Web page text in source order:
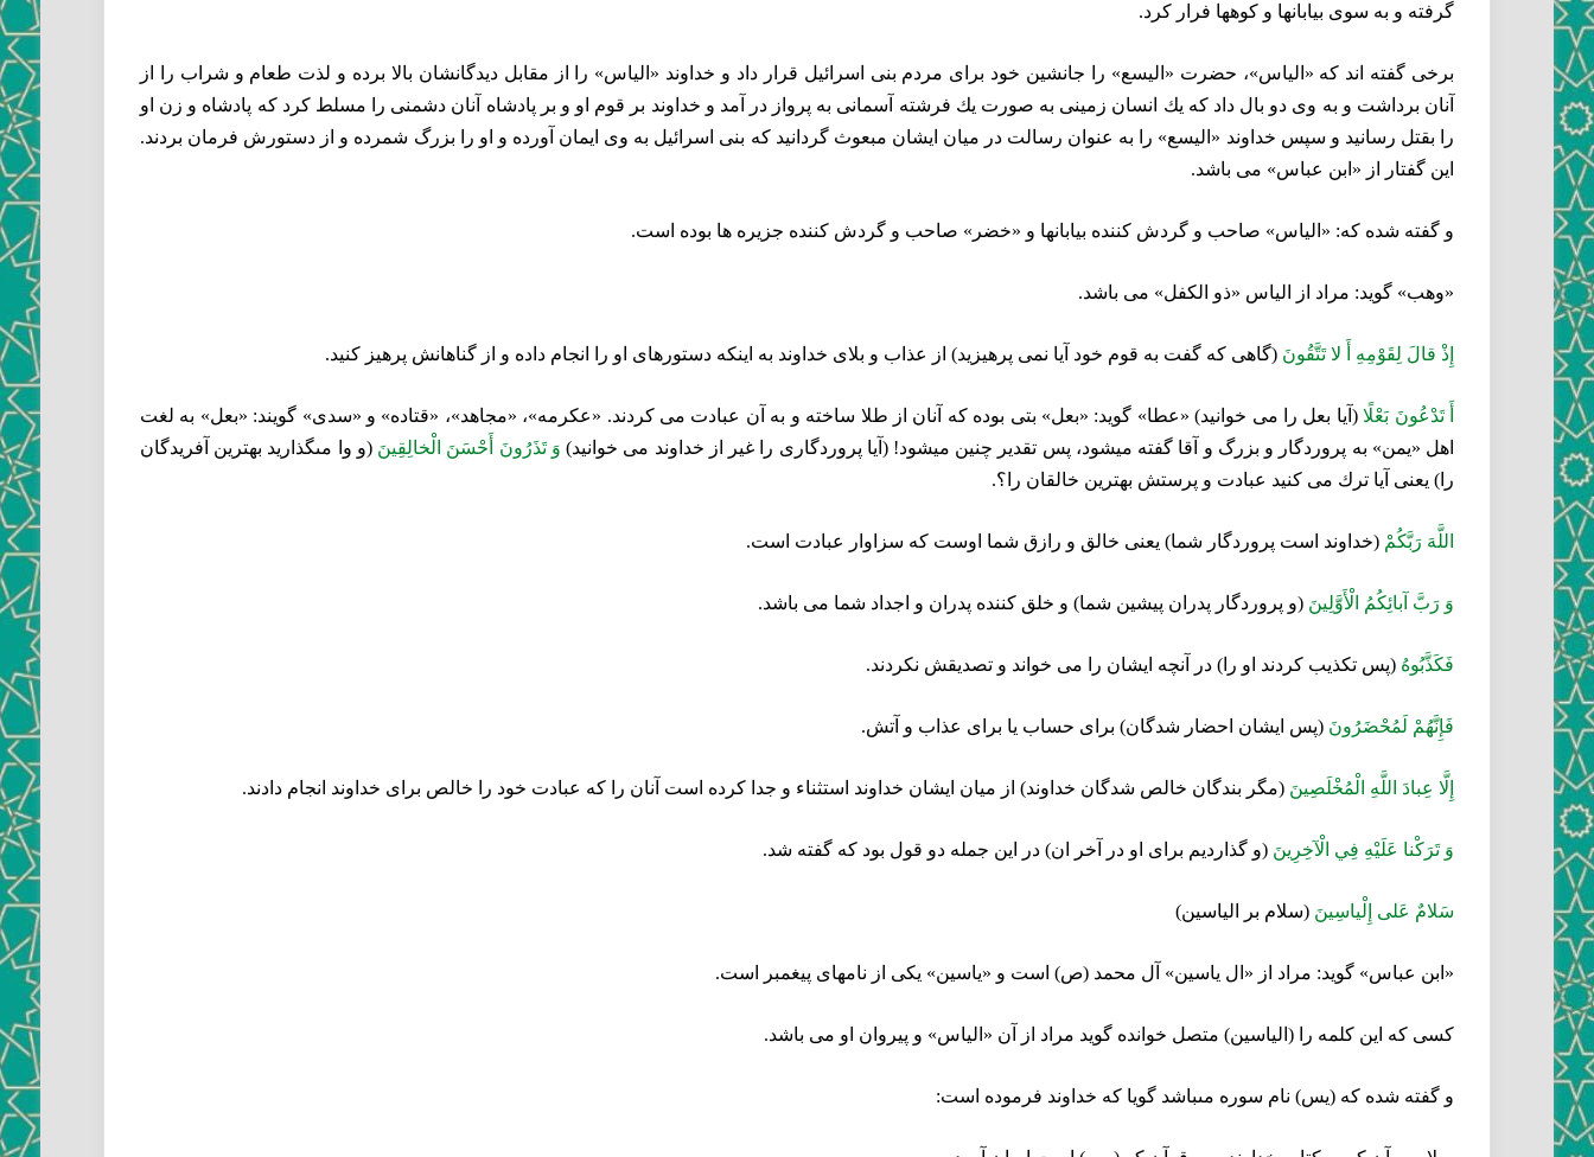
گرفته و به سوى بيابانها و كوه‏ها فرار كرد.
برخى گفته ‏اند كه «الياس»، حضرت «اليسع» را جانشين خود براى مردم بنى اسرائيل قرار داد و خداوند «الياس» را از مقابل ديدگانشان بالا برده و لذت طعام و شراب را از
آنان برداشت و به وى دو بال داد كه يك انسان زمينى به صورت يك فرشته آسمانى به پرواز در آمد و خداوند بر قوم او و بر پادشاه آنان دشمنى را مسلط كرد كه پادشاه و زن او
را بقتل رسانيد و سپس خداوند «اليسع» را به عنوان رسالت در ميان ايشان مبعوث گردانيد كه بنى اسرائيل به وى ايمان آورده و او را بزرگ شمرده و از دستورش فرمان بردند.
اين گفتار از «ابن عباس» مى‏ باشد.
و گفته شده كه: «الياس» صاحب و گردش كننده بيابانها و «خضر» صاحب و گردش كننده جزيره‏ ها بوده است.
«وهب» گويد: مراد از الياس «ذو الكفل» مى ‏باشد.
إِذْ قالَ لِقَوْمِهِ أَ لا تَتَّقُونَ‏ (گاهى كه گفت به قوم خود آيا نمى‏ پرهيزيد) از عذاب و بلاى خداوند به اينكه دستورهاى او را انجام داده و از گناهانش پرهيز كنيد.
أَ تَدْعُونَ بَعْلًا(آيا بعل را مى‏ خوانيد) «عطا» گويد: «بعل» بتى بوده كه آنان از طلا ساخته و به آن عبادت مى ‏كردند. «عكرمه»، «مجاهد»، «قتاده» و «سدى» گويند: «بعل» به لغت
اهل «يمن» به پروردگار و بزرگ و آقا گفته ميشود، پس تقدير چنين ميشود! (آيا پروردگارى را غير از خداوند مى‏ خوانيد)وَ تَذَرُونَ أَحْسَنَ الْخالِقِينَ‏ (و وا مى‏گذاريد بهترين آفريدگان
را) يعنى آيا ترك مى‏ كنيد عبادت و پرستش بهترين خالقان را؟.
اللَّهَ رَبَّكُمْ‏ (خداوند است پروردگار شما) يعنى خالق و رازق شما اوست كه سزاوار عبادت است.
وَ رَبَّ آبائِكُمُ الْأَوَّلِينَ‏ (و پروردگار پدران پيشين شما) و خلق كننده پدران و اجداد شما مى‏ باشد.
فَكَذَّبُوهُ‏ (پس تكذيب كردند او را) در آنچه ايشان را مى ‏خواند و تصديقش نكردند.
فَإِنَّهُمْ لَمُحْضَرُونَ‏ (پس ايشان احضار شدگان) براى حساب يا براى عذاب و آتش.
إِلَّا عِبادَ اللَّهِ الْمُخْلَصِينَ‏ (مگر بندگان خالص شدگان خداوند) از ميان ايشان خداوند استثناء و جدا كرده است آنان را كه عبادت خود را خالص براى خداوند انجام دادند.
وَ تَرَكْنا عَلَيْهِ فِي الْآخِرِينَ‏ (و گذارديم براى او در آخر ان) در اين جمله دو قول بود كه گفته شد.
سَلامٌ عَلى‏ إِلْ‏ياسِينَ‏ (سلام بر الياسين)
«ابن عباس» گويد: مراد از «ال ياسين» آل محمد (ص) است و «ياسين» يكى از نامهاى پيغمبر است.
كسى كه اين كلمه را (الياسين) متصل خوانده گويد مراد از آن «الياس» و پيروان او مى ‏باشد.
و گفته شده كه (يس) نام سوره مى‏باشد گويا كه خداوند فرموده است: